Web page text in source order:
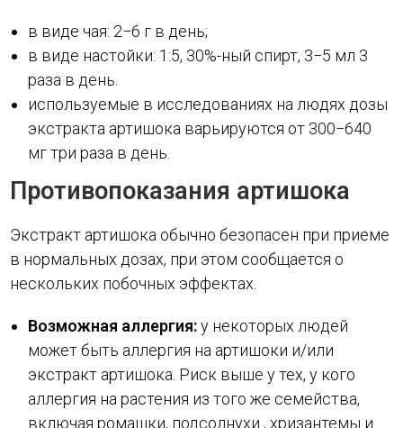
в виде чая: 2−6 г в день;
в виде настойки: 1:5, 30%-ный спирт, 3−5 мл 3
раза в день.
используемые в исследованиях на людях дозы
экстракта артишока варьируются от 300−640
мг три раза в день.
Противопоказания артишока
Экстракт артишока обычно безопасен при приеме
в нормальных дозах, при этом сообщается о
нескольких побочных эффектах.
Возможная аллергия:у некоторых людей
может быть аллергия на артишоки и/или
экстракт артишока. Риск выше у тех, у кого
аллергия на растения из того же семейства,
включая ромашки, подсолнухи , хризантемы и